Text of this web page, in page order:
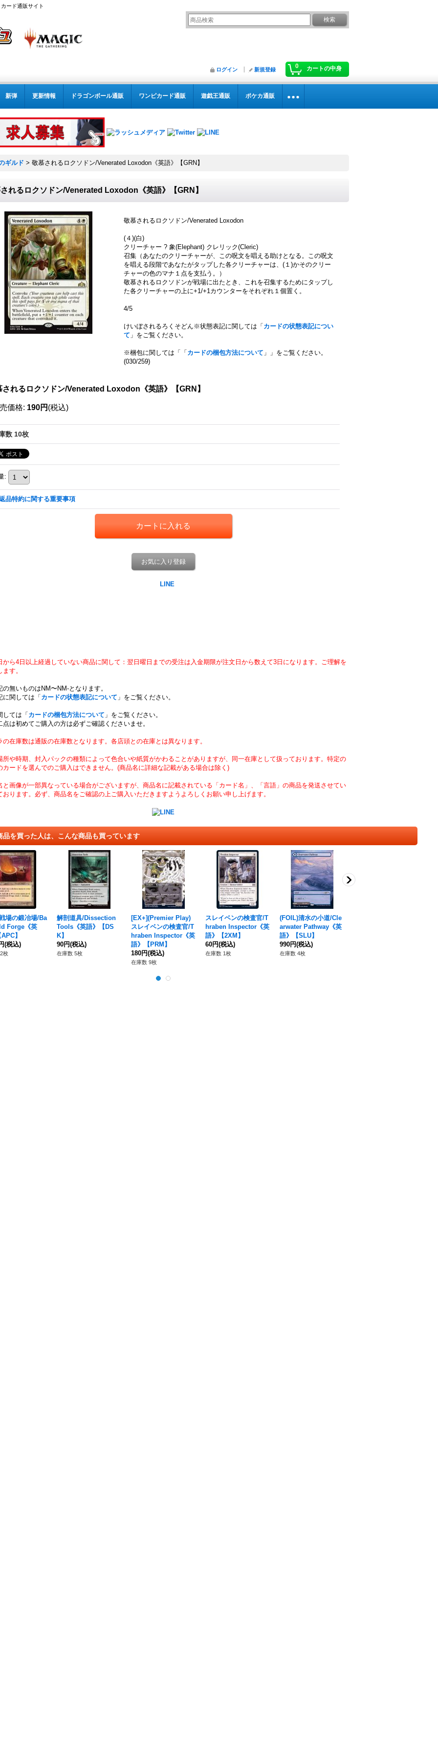
ード通販サイト
0 カートの中身
ログイン 新規登録
新弾 更新情報 ドラゴンボール通販 ワンピカード通販 遊戯王通販 ポケカ通販
ギルド > 敬慕されるロクソドン/Venerated Loxodon《英語》【GRN】
れるロクソドン/Venerated Loxodon《英語》【GRN】
敬慕されるロクソドン/Venerated Loxodon
(４)(白)
クリーチャー ? 象(Elephant) クレリック(Cleric)
召集（あなたのクリーチャーが、この呪文を唱える助けとなる。この呪文
を唱える段階であなたがタップした各クリーチャーは、(１)かそのクリー
チャーの色のマナ１点を支払う。）
敬慕されるロクソドンが戦場に出たとき、これを召集するためにタップし
た各クリーチャーの上に+1/+1カウンターをそれぞれ１個置く。
4/5
けいぼされるろくそどん※状態表記に関しては「 カードの状態表記につい
て 」をご覧ください。
※梱包に関しては「「 カードの梱包方法について 」」をご覧ください。
(030/259)
されるロクソドン/Venerated Loxodon《英語》【GRN】
価格: 190円 (税込)
数 10枚
:
品特約に関する重要事項
お気に入り登録
ら4日以上経過していない商品に関して：翌日曜日までの受注は入金期限が注文日から数えて3日になります。ご理解を
す。
の無いものはNM〜NM-となります。
に関しては「 カードの状態表記について 」をご覧ください。
しては「 カードの梱包方法について 」をご覧ください。
は初めてご購入の方は必ずご確認くださいませ。
在庫数は通販の在庫数となります。各店頭との在庫とは異なります。
や時期、封入パックの種類によって色合いや紙質がかわることがありますが、同一在庫として扱っております。特定の
カードを選んでのご購入はできません。(商品名に詳細な記載がある場合は除く)
画像が一部異なっている場合がございますが、商品名に記載されている「カード名」、「言語」の商品を発送させてい
おります。必ず、商品名をご確認の上ご購入いただきますようよろしくお願い申し上げます。
品を買った人は、こんな商品も買っています
場の鍛冶場/Ba
Forge《英
】
(税込)
枚
解剖道具/Dissection
Tools《英語》【DS
K】
90円(税込)
在庫数 5枚
[EX+](Premier Play)
スレイベンの検査官/T
hraben Inspector《英
語》【PRM】
180円(税込)
在庫数 9枚
スレイベンの検査官/T
hraben Inspector《英
語》【2XM】
60円(税込)
在庫数 1枚
(FOIL)清水の小道/Cle
arwater Pathway《英
語》【SLU】
990円(税込)
在庫数 4枚